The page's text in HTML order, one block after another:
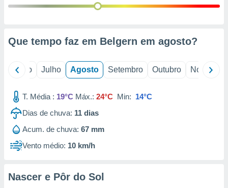
eQue tempo faz em Belgern em agosto?
Junho Julho Agosto Setembro Outubro Novembro
T. Média : 19°C Máx.: 24°C Min: 14°C
Dias de chuva: 11 dias
Acum. de chuva: 67 mm
Vento médio: 10 km/h
Nascer e Pôr do Sol